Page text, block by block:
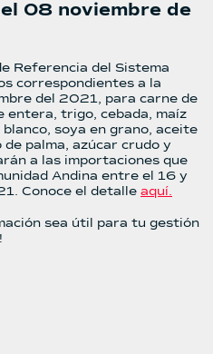
08 noviembre de
Referencia del Sistema
correspondientes a la
del 2021, para carne de
entera, trigo, cebada, maíz
soya en grano, aceite
palma, azúcar crudo y
a las importaciones que
Andina entre el 16 y
Conoce el detalle aquí.
sea útil para tu gestión